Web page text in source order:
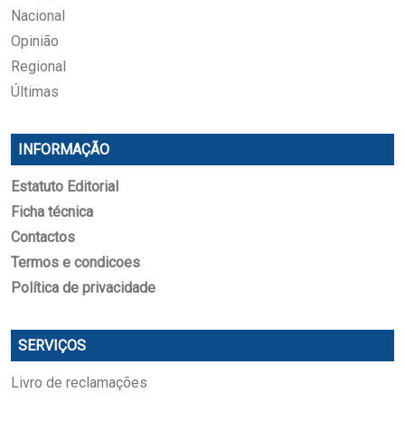
Nacional
Opinião
Regional
Últimas
INFORMAÇÃO
Estatuto Editorial
Ficha técnica
Contactos
Termos e condicoes
Política de privacidade
SERVIÇOS
Livro de reclamações